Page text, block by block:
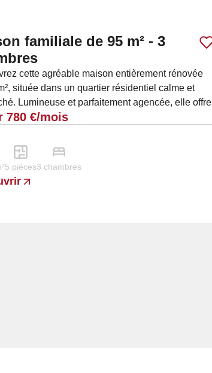
familiale de 95 m² - 3
cette agréable maison entièrement rénovée
située dans un quartier résidentiel calme et
Lumineuse et parfaitement agencée, elle offre
de vie...
780 €/mois
5 pièces3 chambres